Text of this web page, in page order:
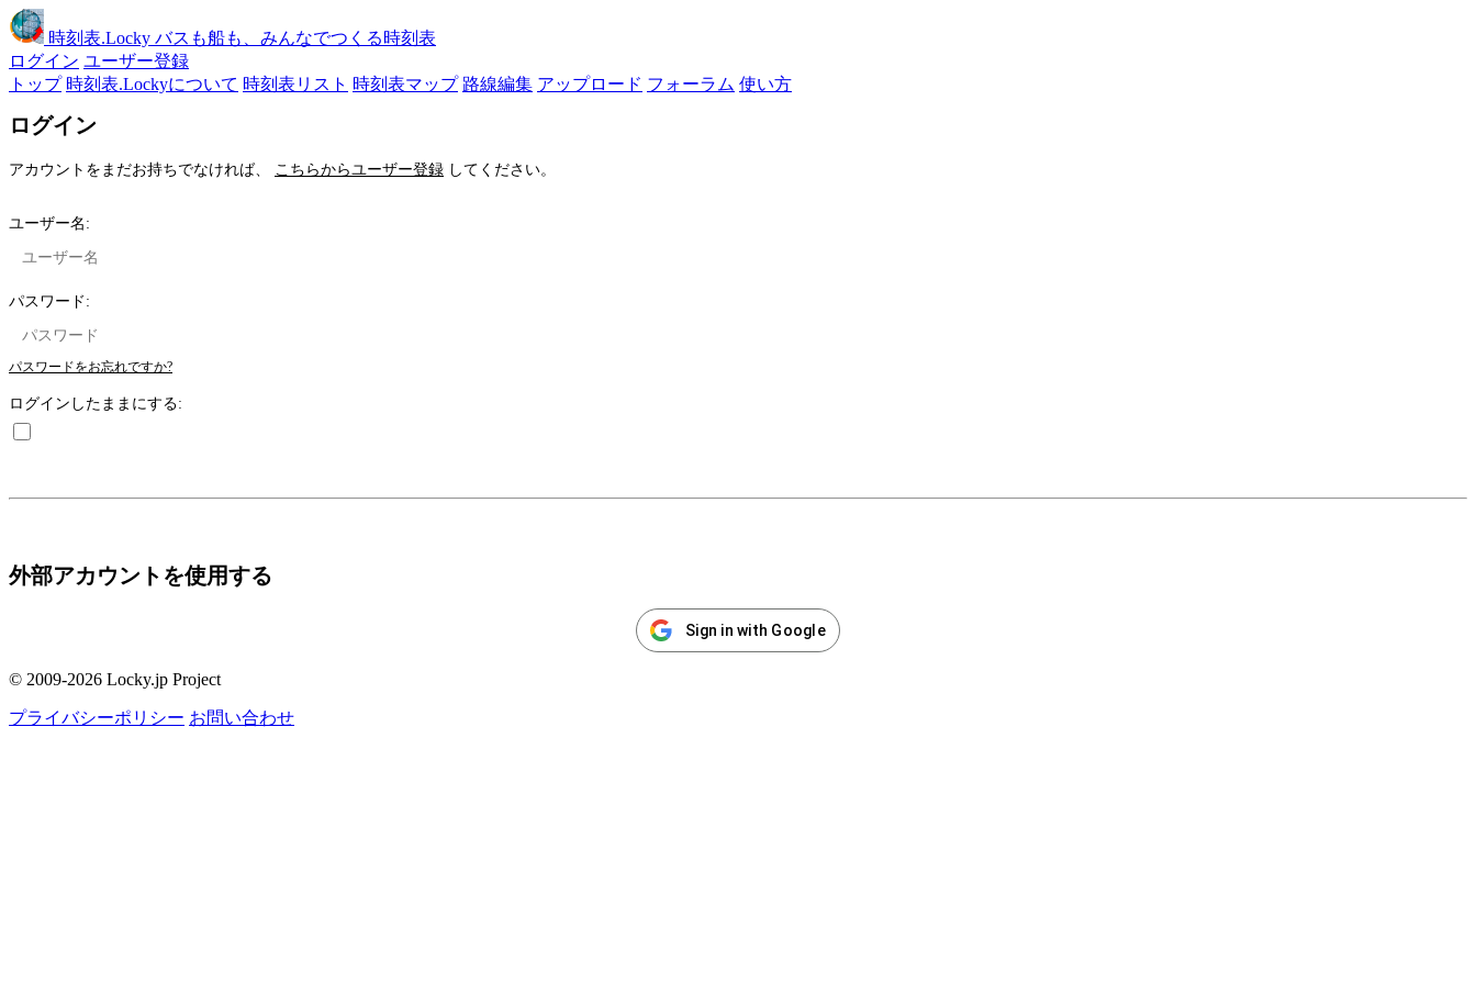
時刻表.Locky バスも船も、みんなでつくる時刻表
ログイン ユーザー登録
トップ 時刻表.Lockyについて 時刻表リスト 時刻表マップ 路線編集 アップロード フォーラム 使い方
ログイン
アカウントをまだお持ちでなければ、 こちらからユーザー登録 してください。
ユーザー名:
パスワード:
パスワードをお忘れですか?
ログインしたままにする:
外部アカウントを使用する
Sign in with Google
© 2009-2026 Locky.jp Project
プライバシーポリシー お問い合わせ